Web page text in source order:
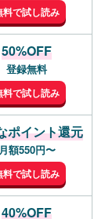
料で試し読み
50%OFF
登録無料
料で試し読み
ポイント還元
月額550円〜
料で試し読み
40%OFF